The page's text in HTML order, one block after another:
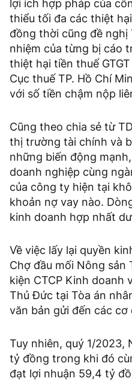
lợi ích hợp pháp của
thiểu tối đa các thiệt
đồng thời cũng đề nghị
nhiệm của từng bị cáo
thiệt hại tiền thuế
Cục thuế TP. Hồ Chí
với số tiền chậm nộp
Cũng theo chia sẻ từ
thị trường tài chính và
những biến động
doanh nghiệp cùng
của công ty hiện tại
khoản nợ vay nào.
kinh doanh hợp nhất
Về việc lấy lại quyền
Chợ đầu mối Nông
kiện CTCP Kinh doanh
Thủ Đức tại Tòa án
văn bản gửi đến các cơ
Tuy nhiên, quý 1/2023,
tỷ đồng trong khi đó
đạt lợi nhuận 59,4 tỷ